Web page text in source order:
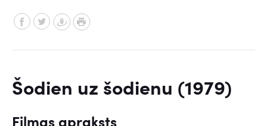
Šodien uz šodienu (1979)